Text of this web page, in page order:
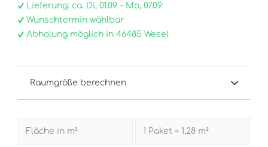
Lieferung: ca. Di, 01.09. - Mo, 07.09.
Wunschtermin wählbar
Abholung möglich in 46485 Wesel
Raumgröße berechnen